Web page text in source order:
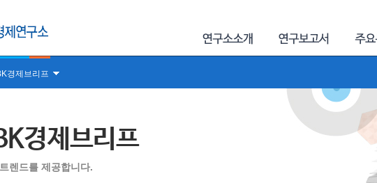
경제브리프
경제브리프
렌드를 제공합니다.